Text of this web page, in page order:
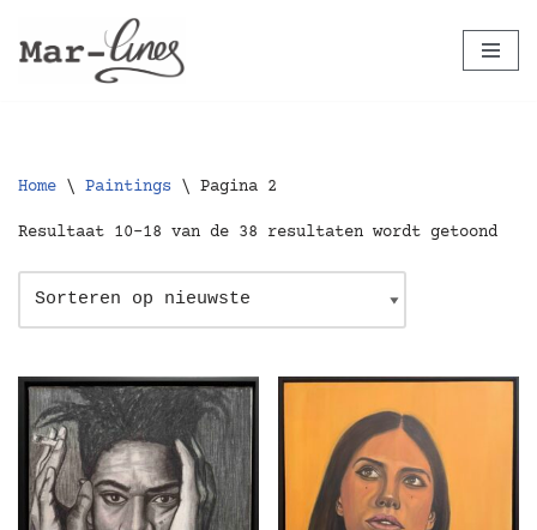
Ga
Home \ Paintings \ Pagina 2
Resultaat 10–18 van de 38 resultaten wordt getoond